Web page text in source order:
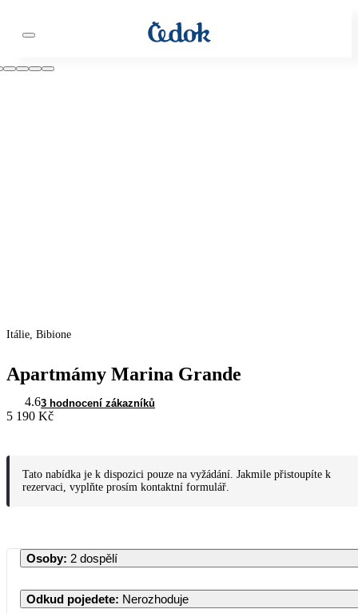
Itálie, Bibione
Apartmámy Marina Grande
4.63 hodnocení zákazníků
5 190 Kč
Tato nabídka je k dispozici pouze na vyžádání. Jakmile přistoupíte k
rezervaci, vyplňte prosím kontaktní formulář.
Osoby: 2 dospělí
Odkud pojedete: Nerozhoduje